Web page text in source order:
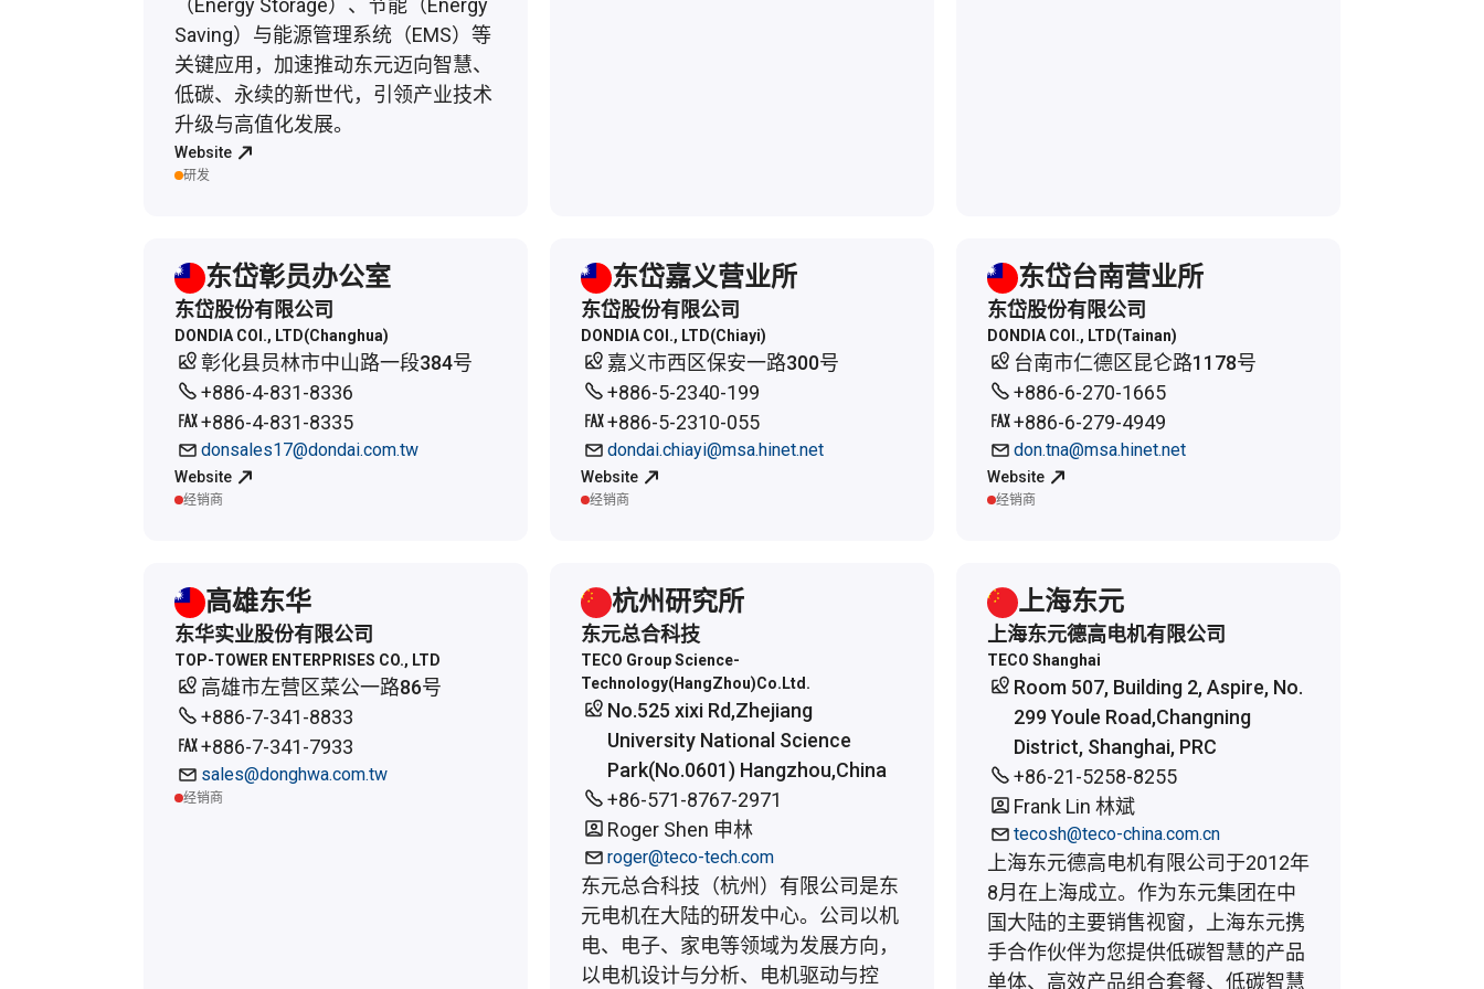
（Energy Storage）、节能（Energy
Saving）与能源管理系统（EMS）等
关键应用，加速推动东元迈向智慧、
低碳、永续的新世代，引领产业技术
升级与高值化发展。
Website
研发
东岱彰员办公室
东岱股份有限公司
DONDIA COI., LTD(Changhua)
彰化县员林市中山路一段384号
+886-4-831-8336
+886-4-831-8335
donsales17@dondai.com.tw
Website
经销商
东岱嘉义营业所
东岱股份有限公司
DONDIA COI., LTD(Chiayi)
嘉义市西区保安一路300号
+886-5-2340-199
+886-5-2310-055
dondai.chiayi@msa.hinet.net
Website
经销商
东岱台南营业所
东岱股份有限公司
DONDIA COI., LTD(Tainan)
台南市仁德区昆仑路1178号
+886-6-270-1665
+886-6-279-4949
don.tna@msa.hinet.net
Website
经销商
高雄东华
东华实业股份有限公司
TOP-TOWER ENTERPRISES CO., LTD
高雄市左营区菜公一路86号
+886-7-341-8833
+886-7-341-7933
sales@donghwa.com.tw
经销商
杭州研究所
东元总合科技
TECO Group Science-
Technology(HangZhou)Co.Ltd.
No.525 xixi Rd,Zhejiang
University National Science
Park(No.0601) Hangzhou,China
+86-571-8767-2971
Roger Shen 申林
roger@teco-tech.com
东元总合科技（杭州）有限公司是东
元电机在大陆的研发中心。公司以机
电、电子、家电等领域为发展方向，
以电机设计与分析、电机驱动与控
上海东元
上海东元德高电机有限公司
TECO Shanghai
Room 507, Building 2, Aspire, No.
299 Youle Road,Changning
District, Shanghai, PRC
+86-21-5258-8255
Frank Lin 林斌
tecosh@teco-china.com.cn
上海东元德高电机有限公司于2012年
8月在上海成立。作为东元集团在中
国大陆的主要销售视窗，上海东元携
手合作伙伴为您提供低碳智慧的产品
单体、高效产品组合套餐、低碳智慧